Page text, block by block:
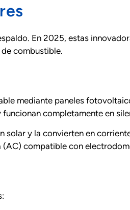
En 2025, estas
combustible.
mediante paneles
completamente en
y la convierten en
compatible con